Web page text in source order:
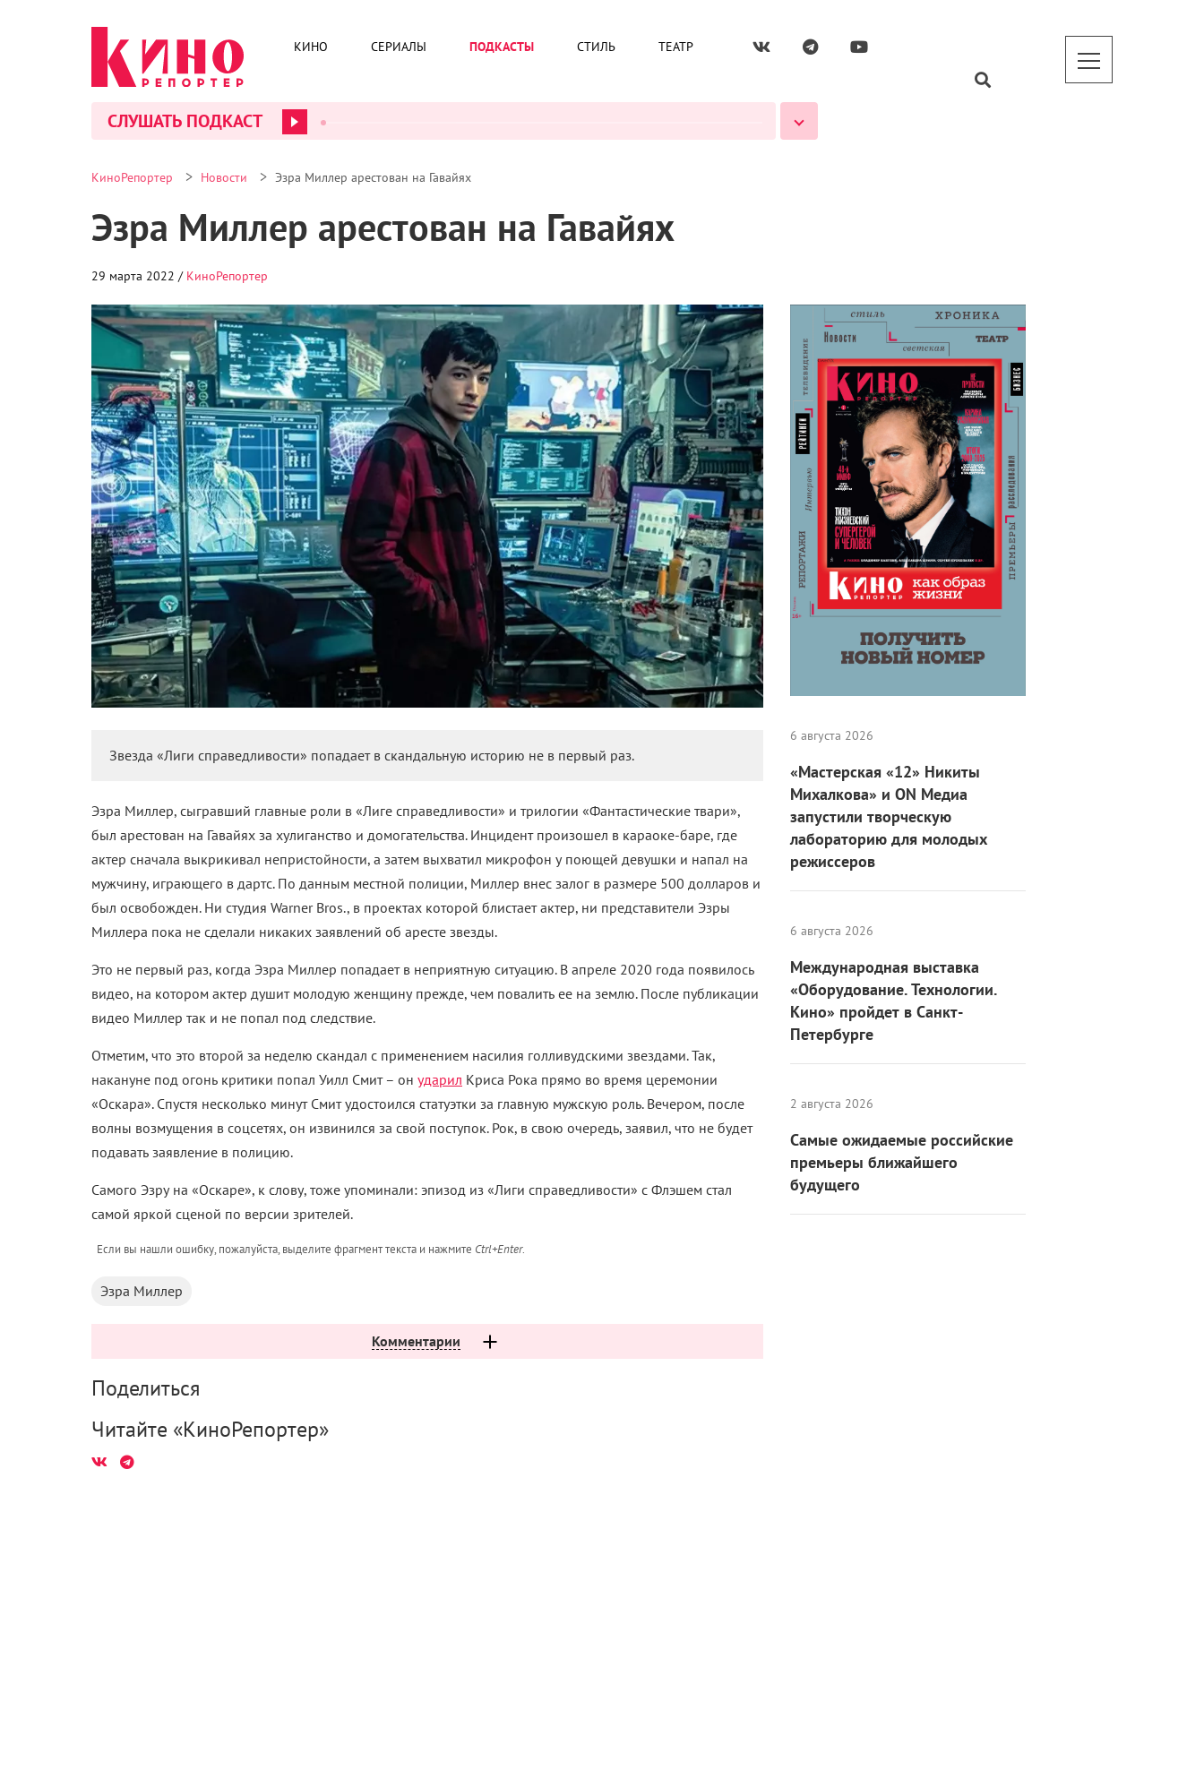
КИНО СЕРИАЛЫ ПОДКАСТЫ СТИЛЬ ТЕАТР
СЛУШАТЬ ПОДКАСТ
КиноРепортер > Новости > Эзра Миллер арестован на Гавайях
Эзра Миллер арестован на Гавайях
29 марта 2022 / КиноРепортер
Звезда «Лиги справедливости» попадает в скандальную историю не в первый раз.
Эзра Миллер, сыгравший главные роли в «Лиге справедливости» и трилогии «Фантастические твари»,
был арестован на Гавайях за хулиганство и домогательства. Инцидент произошел в караоке-баре, где
актер сначала выкрикивал непристойности, а затем выхватил микрофон у поющей девушки и напал на
мужчину, играющего в дартс. По данным местной полиции, Миллер внес залог в размере 500 долларов и
был освобожден. Ни студия Warner Bros., в проектах которой блистает актер, ни представители Эзры
Миллера пока не сделали никаких заявлений об аресте звезды.
Это не первый раз, когда Эзра Миллер попадает в неприятную ситуацию. В апреле 2020 года появилось
видео, на котором актер душит молодую женщину прежде, чем повалить ее на землю. После публикации
видео Миллер так и не попал под следствие.
Отметим, что это второй за неделю скандал с применением насилия голливудскими звездами. Так,
накануне под огонь критики попал Уилл Смит – он ударил Криса Рока прямо во время церемонии
«Оскара». Спустя несколько минут Смит удостоился статуэтки за главную мужскую роль. Вечером, после
волны возмущения в соцсетях, он извинился за свой поступок. Рок, в свою очередь, заявил, что не будет
подавать заявление в полицию.
Самого Эзру на «Оскаре», к слову, тоже упоминали: эпизод из «Лиги справедливости» с Флэшем стал
самой яркой сценой по версии зрителей.
Если вы нашли ошибку, пожалуйста, выделите фрагмент текста и нажмите Ctrl+Enter.
Эзра Миллер
Комментарии
Поделиться
Читайте «КиноРепортер»
6 августа 2026
«Мастерская «12» Никиты
Михалкова» и ON Медиа
запустили творческую
лабораторию для молодых
режиссеров
6 августа 2026
Международная выставка
«Оборудование. Технологии.
Кино» пройдет в Санкт-
Петербурге
2 августа 2026
Самые ожидаемые российские
премьеры ближайшего
будущего